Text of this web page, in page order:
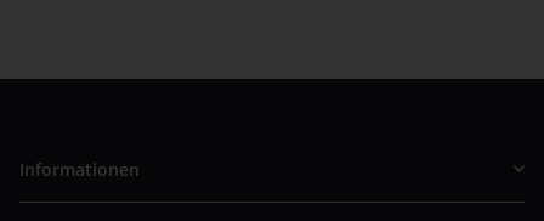
Informationen